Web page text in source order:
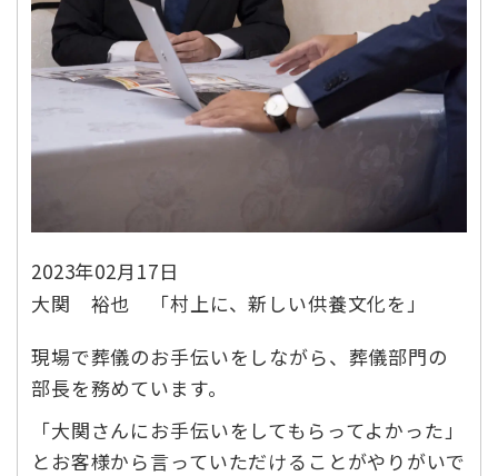
2023年02月17日
大関 裕也 「村上に、新しい供養文化を」
現場で葬儀のお手伝いをしながら、葬儀部門の
部長を務めています。
「大関さんにお手伝いをしてもらってよかった」
とお客様から言っていただけることがやりがいで